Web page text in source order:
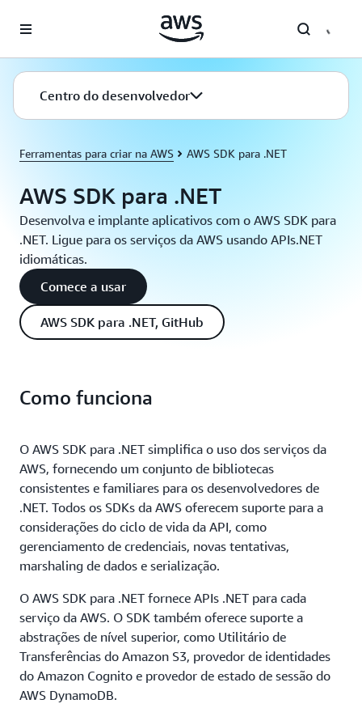
Pular para o conteúdo principal
Centro do desenvolvedor
Ferramentas para criar na AWS AWS SDK para .NET
AWS SDK para .NET
Desenvolva e implante aplicativos com o AWS SDK para
.NET. Ligue para os serviços da AWS usando APIs.NET
idiomáticas.
Comece a usar
AWS SDK para .NET, GitHub
Como funciona
O AWS SDK para .NET simplifica o uso dos serviços da
AWS, fornecendo um conjunto de bibliotecas
consistentes e familiares para os desenvolvedores de
.NET. Todos os SDKs da AWS oferecem suporte para a
considerações do ciclo de vida da API, como
gerenciamento de credenciais, novas tentativas,
marshaling de dados e serialização.
O AWS SDK para .NET fornece APIs .NET para cada
serviço da AWS. O SDK também oferece suporte a
abstrações de nível superior, como Utilitário de
Transferências do Amazon S3, provedor de identidades
do Amazon Cognito e provedor de estado de sessão do
AWS DynamoDB.